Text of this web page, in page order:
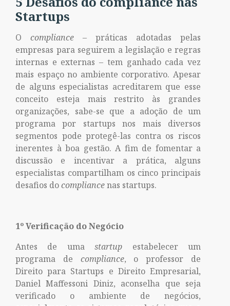
Startups
O compliance –práticas adotadas pelas
empresas para seguirem a legislação e regras
internas e externas – tem ganhado cada vez
mais espaço no ambiente corporativo. Apesar
de alguns especialistas acreditarem que esse
conceito esteja mais restrito às grandes
organizações, sabe-se que a adoção de um
programa por startups nos mais diversos
segmentos pode protegê-las contra os riscos
inerentes à boa gestão. A fim de fomentar a
discussão e incentivar a prática, alguns
especialistas compartilham os cinco principais
desafios docompliancenas startups.
1º Verificação do Negócio
Antes de umastartup estabelecer um
programa de compliance, o professor de
Direito para Startups e Direito Empresarial,
Daniel Maffessoni Diniz, aconselha que seja
verificado o ambiente de negócios,